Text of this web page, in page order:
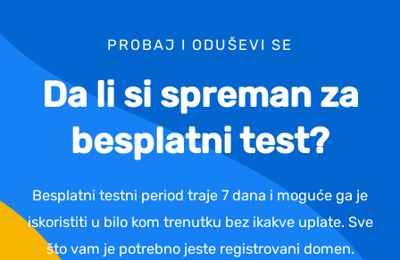
PROBAJ I ODUŠEVI SE
Da li si spreman za
besplatni test?
Besplatni testni period traje 7 dana i moguće ga je
iskoristiti u bilo kom trenutku bez ikakve uplate. Sve
što vam je potrebno jeste registrovani domen.